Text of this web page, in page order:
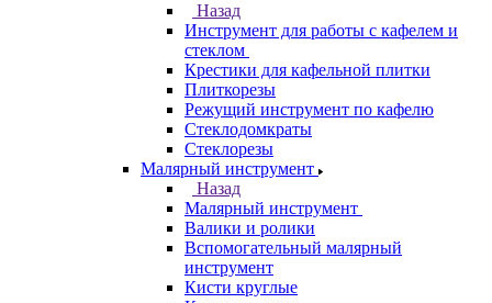
Назад
Инструмент для работы с кафелем и
стеклом
Крестики для кафельной плитки
Плиткорезы
Режущий инструмент по кафелю
Стеклодомкраты
Стеклорезы
Малярный инструмент
Назад
Малярный инструмент
Валики и ролики
Вспомогательный малярный
инструмент
Кисти круглые